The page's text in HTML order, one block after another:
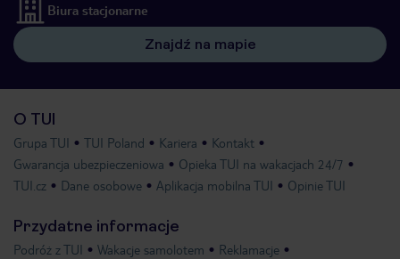
Biura stacjonarne
Znajdź na mapie
O TUI
Grupa TUI TUI Poland Kariera
Kontakt
Gwarancja ubezpieczeniowa
Opieka TUI na wakacjach 24/7
TUI.cz
Dane osobowe Aplikacja mobilna TUI Opinie TUI
Przydatne informacje
Podróż z TUI Wakacje samolotem Reklamacje